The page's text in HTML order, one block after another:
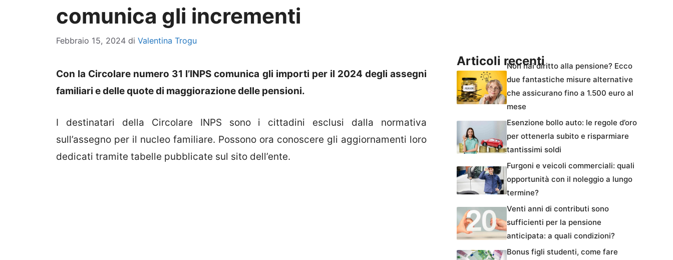
comunica gli incrementi
Febbraio 15, 2024 di Valentina Trogu
Con la Circolare numero 31 l’INPS comunica gli importi per il 2024 degli assegni
familiari e delle quote di maggiorazione delle pensioni.
I destinatari della Circolare INPS sono i cittadini esclusi dalla normativa
sull’assegno per il nucleo familiare. Possono ora conoscere gli aggiornamenti loro
dedicati tramite tabelle pubblicate sul sito dell’ente.
Articoli recentiNon hai diritto alla pensione? Ecco
due fantastiche misure alternative
che assicurano fino a 1.500 euro al
mese
Esenzione bollo auto: le regole d’oro
per ottenerla subito e risparmiare
tantissimi soldi
Furgoni e veicoli commerciali: quali
opportunità con il noleggio a lungo
termine?
Venti anni di contributi sono
sufficienti per la pensione
anticipata: a quali condizioni?
Bonus figli studenti, come fare